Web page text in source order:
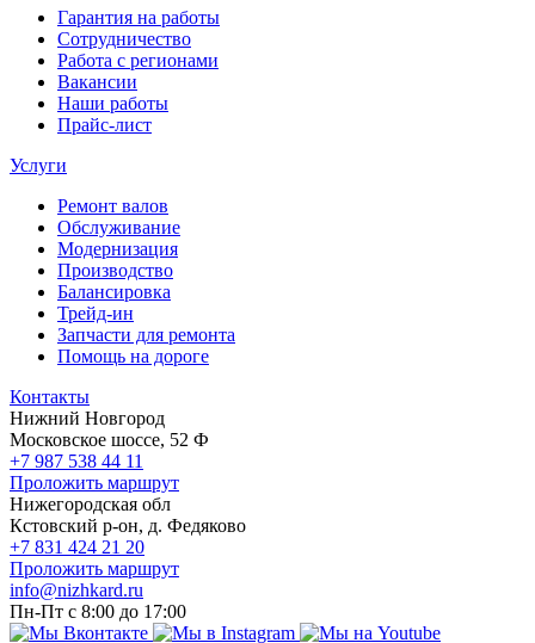
Гарантия на работы
Сотрудничество
Работа с регионами
Вакансии
Наши работы
Прайс-лист
Услуги
Ремонт валов
Обслуживание
Модернизация
Производство
Балансировка
Трейд-ин
Запчасти для ремонта
Помощь на дороге
Контакты
Нижний Новгород
Московское шоссе, 52 Ф
+7 987 538 44 11
Проложить маршрут
Нижегородская обл
Кстовский р-он, д. Федяково
+7 831 424 21 20
Проложить маршрут
info@nizhkard.ru
Пн-Пт с 8:00 до 17:00